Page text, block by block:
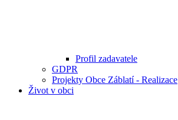
Profil zadavatele
GDPR
Projekty Obce Záblatí - Realizace
Život v obci